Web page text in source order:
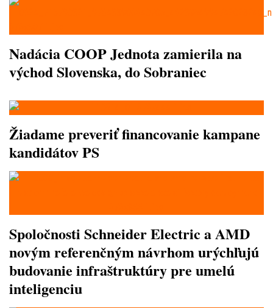
Nadácia COOP Jednota zamierila na
východ Slovenska, do Sobraniec
Žiadame preveriť financovanie kampane
kandidátov PS
Spoločnosti Schneider Electric a AMD
novým referenčným návrhom urýchľujú
budovanie infraštruktúry pre umelú
inteligenciu